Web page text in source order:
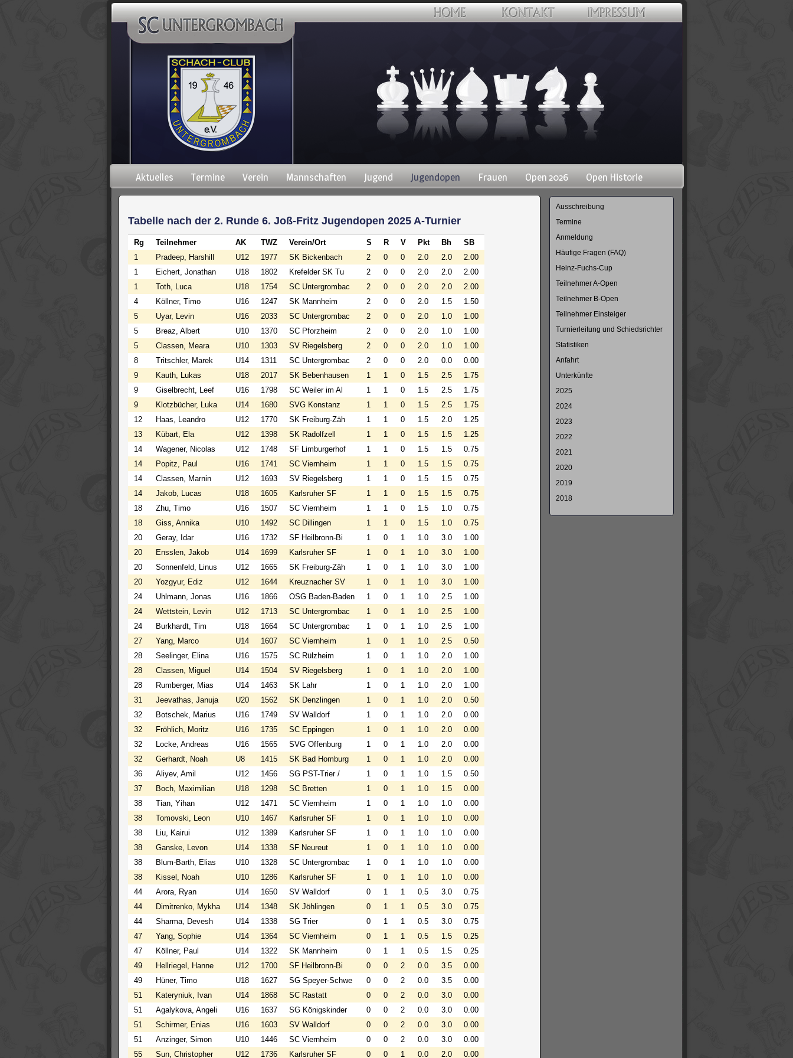
Navigation
überspringen
Aktuelles Termine Verein Mannschaften Jugend Jugendopen Frauen Open 2026 Open Historie
Tabelle nach der 2. Runde 6. Joß-Fritz Jugendopen 2025 A-Turnier
Rg Teilnehmer AK TWZ Verein/Ort S R V Pkt Bh
SB
1
Pradeep, Harshill U12 1977 SK Bickenbach 2 0 0 2.0 2.0
2.00
1
Eichert, Jonathan U18 1802 Krefelder SK Tu 2 0 0 2.0 2.0
2.00
1
Toth, Luca U18 1754 SC Untergrombac 2 0 0 2.0 2.0
2.00
4
Köllner, Timo U16 1247 SK Mannheim 2 0 0 2.0 1.5
1.50
5
Uyar, Levin U16 2033 SC Untergrombac 2 0 0 2.0 1.0
1.00
5
Breaz, Albert U10 1370 SC Pforzheim 2 0 0 2.0 1.0
1.00
5
Classen, Meara U10 1303 SV Riegelsberg 2 0 0 2.0 1.0
1.00
8
Tritschler, Marek U14 1311 SC Untergrombac 2 0 0 2.0 0.0
0.00
9
Kauth, Lukas U18 2017 SK Bebenhausen 1 1 0 1.5 2.5
1.75
9
Giselbrecht, Leef U16 1798 SC Weiler im Al 1 1 0 1.5 2.5
1.75
9
Klotzbücher, Luka U14 1680 SVG Konstanz 1 1 0 1.5 2.5
1.75
12
Haas, Leandro U12 1770 SK Freiburg-Zäh 1 1 0 1.5 2.0
1.25
13
Kübart, Ela U12 1398 SK Radolfzell 1 1 0 1.5 1.5
1.25
14
Wagener, Nicolas U12 1748 SF Limburgerhof 1 1 0 1.5 1.5
0.75
14
Popitz, Paul U16 1741 SC Viernheim 1 1 0 1.5 1.5
0.75
14
Classen, Marnin U12 1693 SV Riegelsberg 1 1 0 1.5 1.5
0.75
14
Jakob, Lucas U18 1605 Karlsruher SF 1 1 0 1.5 1.5
0.75
18
Zhu, Timo U16 1507 SC Viernheim 1 1 0 1.5 1.0
0.75
18
Giss, Annika U10 1492 SC Dillingen 1 1 0 1.5 1.0
0.75
20
Geray, Idar U16 1732 SF Heilbronn-Bi 1 0 1 1.0 3.0
1.00
20
Ensslen, Jakob U14 1699 Karlsruher SF 1 0 1 1.0 3.0
1.00
20
Sonnenfeld, Linus U12 1665 SK Freiburg-Zäh 1 0 1 1.0 3.0
1.00
20
Yozgyur, Ediz U12 1644 Kreuznacher SV 1 0 1 1.0 3.0
1.00
24
Uhlmann, Jonas U16 1866 OSG Baden-Baden 1 0 1 1.0 2.5
1.00
24
Wettstein, Levin U12 1713 SC Untergrombac 1 0 1 1.0 2.5
1.00
24
Burkhardt, Tim U18 1664 SC Untergrombac 1 0 1 1.0 2.5
1.00
27
Yang, Marco U14 1607 SC Viernheim 1 0 1 1.0 2.5
0.50
28
Seelinger, Elina U16 1575 SC Rülzheim 1 0 1 1.0 2.0
1.00
28
Classen, Miguel U14 1504 SV Riegelsberg 1 0 1 1.0 2.0
1.00
28
Rumberger, Mias U14 1463 SK Lahr 1 0 1 1.0 2.0
1.00
31
Jeevathas, Januja U20 1562 SK Denzlingen 1 0 1 1.0 2.0
0.50
32
Botschek, Marius U16 1749 SV Walldorf 1 0 1 1.0 2.0
0.00
32
Fröhlich, Moritz U16 1735 SC Eppingen 1 0 1 1.0 2.0
0.00
32
Locke, Andreas U16 1565 SVG Offenburg 1 0 1 1.0 2.0
0.00
32
Gerhardt, Noah U8 1415 SK Bad Homburg 1 0 1 1.0 2.0
0.00
36
Aliyev, Amil U12 1456 SG PST-Trier / 1 0 1 1.0 1.5
0.50
37
Boch, Maximilian U18 1298 SC Bretten 1 0 1 1.0 1.5
0.00
38
Tian, Yihan U12 1471 SC Viernheim 1 0 1 1.0 1.0
0.00
38
Tomovski, Leon U10 1467 Karlsruher SF 1 0 1 1.0 1.0
0.00
38
Liu, Kairui U12 1389 Karlsruher SF 1 0 1 1.0 1.0
0.00
38
Ganske, Levon U14 1338 SF Neureut 1 0 1 1.0 1.0
0.00
38
Blum-Barth, Elias U10 1328 SC Untergrombac 1 0 1 1.0 1.0
0.00
38
Kissel, Noah U10 1286 Karlsruher SF 1 0 1 1.0 1.0
0.00
44
Arora, Ryan U14 1650 SV Walldorf 0 1 1 0.5 3.0
0.75
44
Dimitrenko, Mykha U14 1348 SK Jöhlingen 0 1 1 0.5 3.0
0.75
44
Sharma, Devesh U14 1338 SG Trier 0 1 1 0.5 3.0
0.75
47
Yang, Sophie U14 1364 SC Viernheim 0 1 1 0.5 1.5
0.25
47
Köllner, Paul U14 1322 SK Mannheim 0 1 1 0.5 1.5
0.25
49
Hellriegel, Hanne U12 1700 SF Heilbronn-Bi 0 0 2 0.0 3.5
0.00
49
Hüner, Timo U18 1627 SG Speyer-Schwe 0 0 2 0.0 3.5
0.00
51
Kateryniuk, Ivan U14 1868 SC Rastatt 0 0 2 0.0 3.0
0.00
51
Agalykova, Angeli U16 1637 SG Königskinder 0 0 2 0.0 3.0
0.00
51
Schirmer, Enias U16 1603 SV Walldorf 0 0 2 0.0 3.0
0.00
51
Anzinger, Simon U10 1446 SC Viernheim 0 0 2 0.0 3.0
0.00
55
Sun, Christopher U12 1736 Karlsruher SF 0 0 1 0.0 2.0 0.00
Navigation
Ausschreibung
Termine
Anmeldung
Häufige Fragen (FAQ)
Heinz-Fuchs-Cup
Teilnehmer A-Open
Teilnehmer B-Open
Teilnehmer Einsteiger
Turnierleitung und Schiedsrichter
Statistiken
Anfahrt
Unterkünfte
2025
2024
2023
2022
2021
2020
2019
2018